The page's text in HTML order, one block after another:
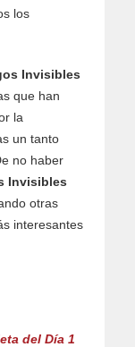
los
Invisibles
que han
la
un tanto
no haber
Invisibles
otras
interesantes
del Día 1